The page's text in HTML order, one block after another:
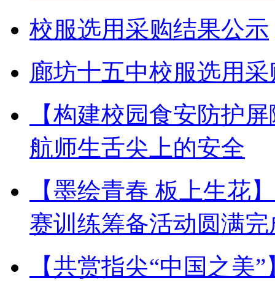
校服选用采购结果公示
廊坊十五中校服选用
【构建校园食安防护
航师生舌尖上的安全
【墨绘青春 板上生花
赛训练筹备活动圆满完
【共赏指尖“中国之美